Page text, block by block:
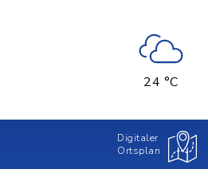
24 °C
Digitaler
Ortsplan